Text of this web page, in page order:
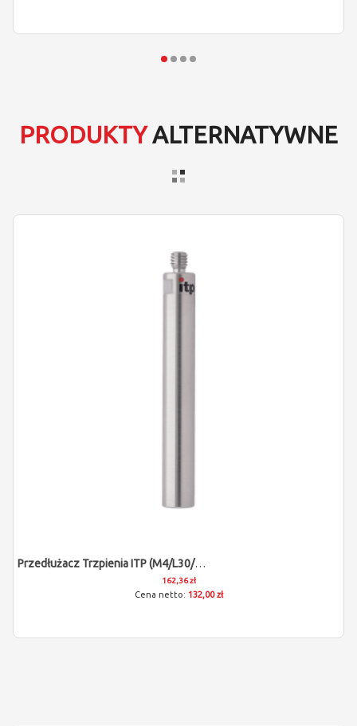
PRODUKTYALTERNATYWNE
Przedłużacz Trzpienia ITP (M4/L30/D7)
162,36 zł
132,00 zł